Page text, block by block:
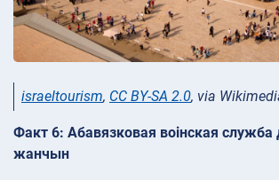
israeltourism, CC BY-SA 2.0, via
Факт 6: Абавязковая воінская
жанчын